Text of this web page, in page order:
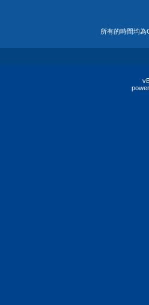
所有的時間均為